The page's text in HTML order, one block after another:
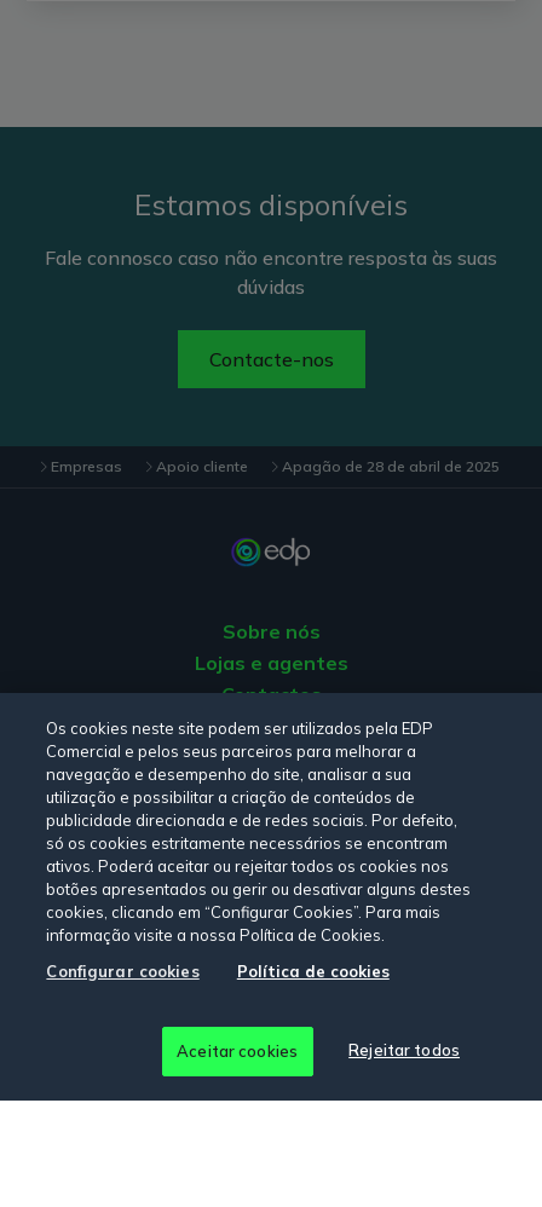
Estamos disponíveis
Fale connosco caso não encontre resposta às suas
dúvidas
Contacte-nos
Empresas Apoio cliente Apagão de 28 de abril de 2025
Sobre nós
Lojas e agentes
Contactos
Apoio ao Cliente
Origem da energia
Livro de Reclamações
Consulte a nossaPolítica de privacidade, Política de cookies
Termos e CondiçõeseDeclaração de Acessibilidade.
© Copyright 2026 - EDP Comercial. Todos os direitos
reservados
Os cookies neste site podem ser utilizados pela EDP
Comercial e pelos seus parceiros para melhorar a
navegação e desempenho do site, analisar a sua
utilização e possibilitar a criação de conteúdos de
publicidade direcionada e de redes sociais. Por defeito,
só os cookies estritamente necessários se encontram
ativos. Poderá aceitar ou rejeitar todos os cookies nos
botões apresentados ou gerir ou desativar alguns destes
cookies, clicando em “Configurar Cookies”. Para mais
informação visite a nossa Política de Cookies.
Configurar cookies
Política de cookies
Rejeitar todos
Aceitar cookies